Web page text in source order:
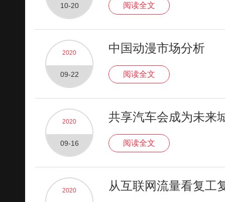
10-20 阅读全文
2020
09-22
中国动漫市场分析
阅读全文
2020
09-16
共享汽车会成为未来
阅读全文
2020 从互联网流量看复工